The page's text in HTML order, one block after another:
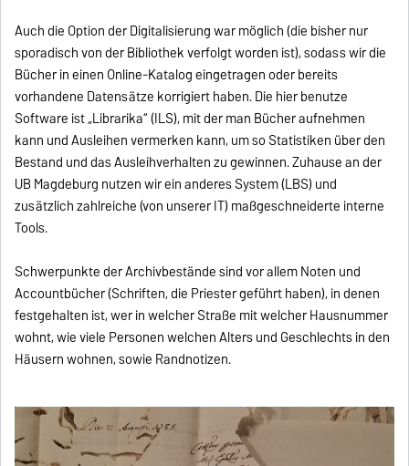
Auch die Option der Digitalisierung war möglich (die bisher nur
sporadisch von der Bibliothek verfolgt worden ist), sodass wir die
Bücher in einen Online-Katalog eingetragen oder bereits
vorhandene Datensätze korrigiert haben. Die hier benutze
Software ist „Librarika“ (ILS), mit der man Bücher aufnehmen
kann und Ausleihen vermerken kann, um so Statistiken über den
Bestand und das Ausleihverhalten zu gewinnen. Zuhause an der
UB Magdeburg nutzen wir ein anderes System (LBS) und
zusätzlich zahlreiche (von unserer IT) maßgeschneiderte interne
Tools.
Schwerpunkte der Archivbestände sind vor allem Noten und
Accountbücher (Schriften, die Priester geführt haben), in denen
festgehalten ist, wer in welcher Straße mit welcher Hausnummer
wohnt, wie viele Personen welchen Alters und Geschlechts in den
Häusern wohnen, sowie Randnotizen.